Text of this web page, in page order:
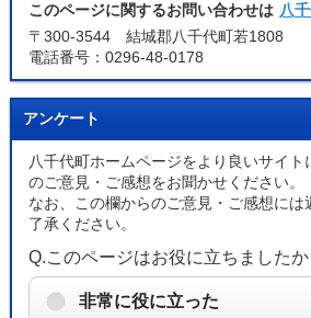
このページに関するお問い合わせは 八
〒300-3544 結城郡八千代町若1808
電話番号：0296-48-0178
アンケート
八千代町ホームページをより良いサイト
のご意見・ご感想をお聞かせください。
なお、この欄からのご意見・ご感想に
了承ください。
Q.このページはお役に立ちましたか
非常に役に立った